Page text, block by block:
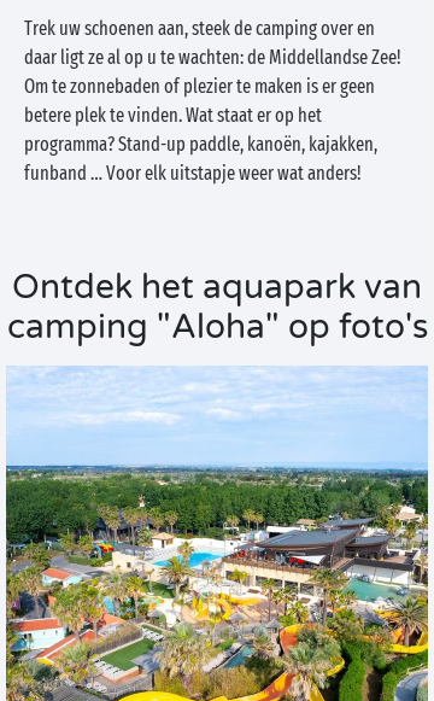
Trek uw schoenen aan, steek de camping over en
daar ligt ze al op u te wachten: de Middellandse Zee!
Om te zonnebaden of plezier te maken is er geen
betere plek te vinden. Wat staat er op het
programma? Stand-up paddle, kanoën, kajakken,
funband … Voor elk uitstapje weer wat anders!
Ontdek het aquapark van
camping "Aloha" op foto's